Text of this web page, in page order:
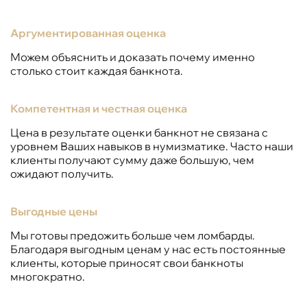
Аргументированная оценка
Можем объяснить и доказать почему именно
столько стоит каждая банкнота.
Компетентная и честная оценка
Цена в результате оценки банкнот не связана с
уровнем Ваших навыков в нумизматике. Часто наши
клиенты получают сумму даже большую, чем
ожидают получить.
Выгодные цены
Мы готовы предожить больше чем ломбарды.
Благодаря выгодным ценам у нас есть постоянные
клиенты, которые приносят свои банкноты
многократно.